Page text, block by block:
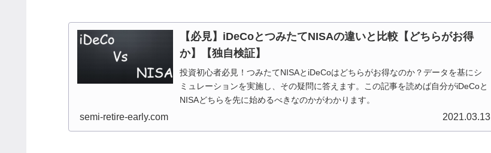
【必見】iDeCoとつみたてNISAの違いと比較【どちらがお得
か】【独自検証】
投資初心者必見！つみたてNISAとiDeCoはどちらがお得なのか？データを基にシ
ミュレーションを実施し、その疑問に答えます。この記事を読めば自分がiDeCoと
NISAどちらを先に始めるべきなのかがわかります。
semi-retire-early.com 2021.03.13